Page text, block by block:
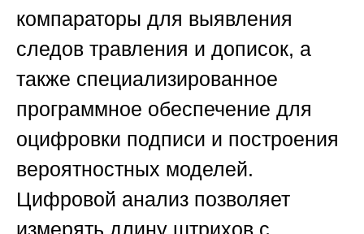
компараторы для выявления
следов травления и дописок, а
также специализированное
программное обеспечение для
оцифровки подписи и построения
вероятностных моделей.
Цифровой анализ позволяет
измерять длину штрихов с